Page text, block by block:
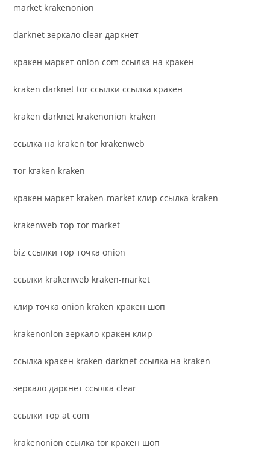
market krakenonion
darknet зеркало clear даркнет
кракен маркет onion com ссылка на кракен
kraken darknet tor ссылки ссылка кракен
kraken darknet krakenonion kraken
ссылка на kraken tor krakenweb
тоr kraken kraken
кракен маркет kraken-market клир ссылка kraken
krakenweb тор тоr market
biz ссылки тор точка onion
ссылки krakenweb kraken-market
клир точка onion kraken кракен шоп
krakenonion зеркало кракен клир
ссылка кракен kraken darknet ссылка на kraken
зеркало даркнет ссылка clear
ссылки тор at com
krakenonion ссылка tor кракен шоп